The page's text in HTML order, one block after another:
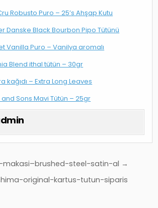
Robusto Puro – 25’s Ahşap Kutu
Danske Black Bourbon Pipo Tütünü
Vanilla Puro – Vanilya aromalı
Blend ithal tütün – 30gr
kağıdı – Extra Long Leaves
Sons Mavi Tütün – 25gr
makasi–brushed-steel-satin-al →
original-kartus-tutun-siparis